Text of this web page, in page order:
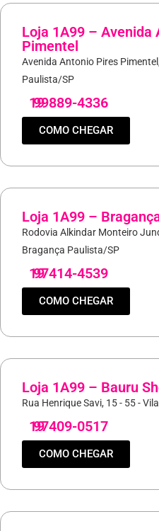
Loja 1A99 – Avenida
Pimentel
Avenida Antonio Pires
Paulista/SP
19
99889-4336
COMO CHEGAR
Loja 1A99 –
Rodovia Alkindar Monteiro
Bragança Paulista/SP
19
97414-4539
COMO CHEGAR
Loja 1A99 – Bauru
Rua Henrique Savi, 15 - 55 -
19
97409-0517
COMO CHEGAR